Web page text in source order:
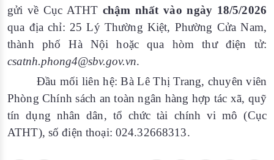
gửi về Cục ATHTchậm nhất vào ngày 18/5/2026
qua địa chỉ: 25 Lý Thường Kiệt, Phường Cửa Nam,
thành phố Hà Nội hoặc qua hòm thư điện tử:
csatnh.phong4@sbv.gov.vn.
Đầu mối liên hệ: Bà Lê Thị Trang, chuyên viên
Phòng Chính sách an toàn ngân hàng hợp tác xã, quỹ
tín dụng nhân dân, tổ chức tài chính vi mô (Cục
ATHT), số điện thoại: 024.32668313.